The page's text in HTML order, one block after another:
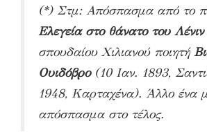
(*) Στμ: Απόσπασμα από το
Ελεγεία στο θάνατο του Λένιν
σπουδαίου Χιλιανού ποιητή
Ουιδόβρο(10 Ιαν. 1893,
1948, Καρταχένα). Άλλο ένα
απόσπασμα στο τέλος.